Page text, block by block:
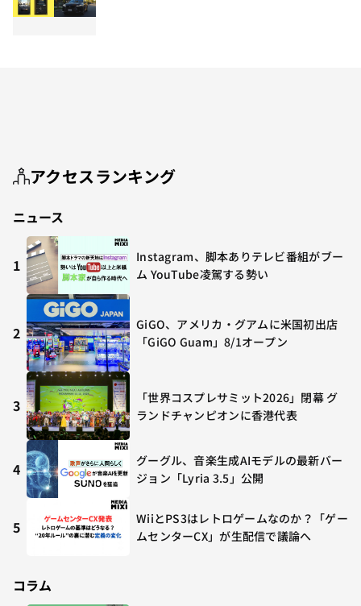
アクセスランキング
ニュース
1
Instagram、脚本ありテレビ番組がブー
ム YouTube凌駕する勢い
2
GiGO、アメリカ・グアムに米国初出店
「GiGO Guam」8/1オープン
3
「世界コスプレサミット2026」閉幕 グ
ランドチャンピオンに香港代表
4
グーグル、音楽生成AIモデルの最新バー
ジョン「Lyria 3.5」公開
5
WiiとPS3はレトロゲームなのか？「ゲー
ムセンターCX」が生配信で議論へ
コラム